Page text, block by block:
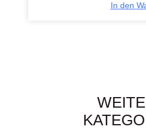
In den